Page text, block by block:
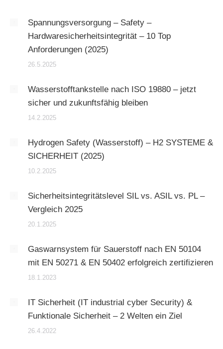
Spannungsversorgung – Safety –
Hardwaresicherheitsintegrität – 10 Top
Anforderungen (2025)
26.5.2025
Wasserstofftankstelle nach ISO 19880 – jetzt
sicher und zukunftsfähig bleiben
14.2.2025
Hydrogen Safety (Wasserstoff) – H2 SYSTEME &
SICHERHEIT (2025)
10.2.2025
Sicherheitsintegritätslevel SIL vs. ASIL vs. PL –
Vergleich 2025
20.1.2025
Gaswarnsystem für Sauerstoff nach EN 50104
mit EN 50271 & EN 50402 erfolgreich zertifizieren
18.1.2023
IT Sicherheit (IT industrial cyber Security) &
Funktionale Sicherheit – 2 Welten ein Ziel
26.4.2022